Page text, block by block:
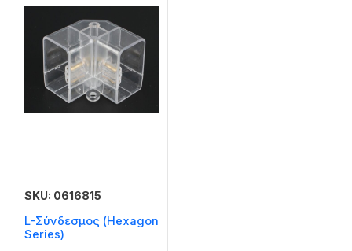
SKU: 0616815
L-Σύνδεσμος (Hexagon
Series)